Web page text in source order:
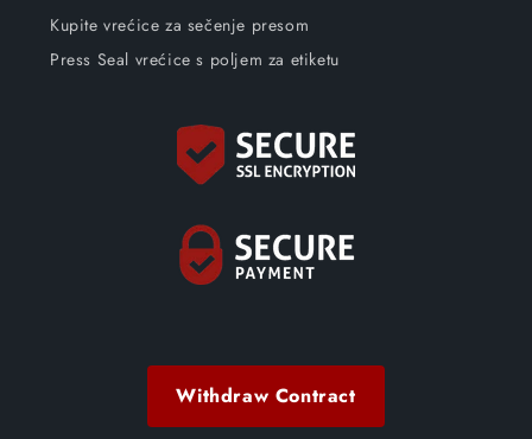
Kupite vrećice za sečenje presom
Press Seal vrećice s poljem za etiketu
Withdraw Contract